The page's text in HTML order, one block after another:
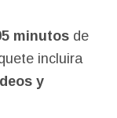
minutos de
incluira
y